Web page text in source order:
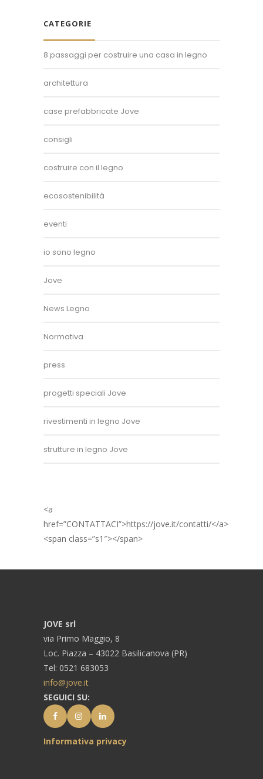
CATEGORIE
8 passaggi per costruire una casa in legno
architettura
case prefabbricate Jove
consigli
costruire con il legno
ecosostenibilità
eventi
io sono legno
Jove
News Legno
Normativa
press
progetti speciali Jove
rivestimenti in legno Jove
strutture in legno Jove
<a
href=”CONTATTACI”>https://jove.it/contatti/</a>
<span class=”s1″></span>
JOVE srl
via Primo Maggio, 8
Loc. Piazza – 43022 Basilicanova (PR)
Tel: 0521 683053
info@jove.it
SEGUICI SU:
Informativa privacy